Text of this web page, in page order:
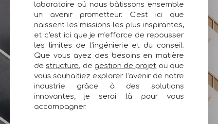
laboratoire où nous bâtissons ensemble
un avenir prometteur. C'est ici que
naissent les missions les plus inspirantes,
et c'est ici que je m'efforce de repousser
les limites de l'ingénierie et du conseil.
Que vous ayez des besoins en matière
destructure, de gestion de projet ou que
vous souhaitiez explorer l'avenir de notre
industrie grâce à des solutions
innovantes, je serai là pour vous
accompagner.